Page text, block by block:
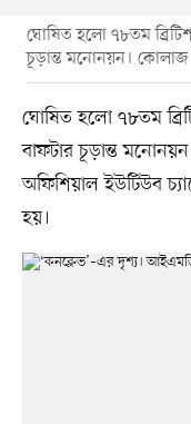
ঘোষিত হলো ৭৮তম
চূড়ান্ত মনোনয়ন। কোলাজ
ঘোষিত হলো ৭৮তম
বাফটার চূড়ান্ত
অফিশিয়াল ইউটিউব
হয়।